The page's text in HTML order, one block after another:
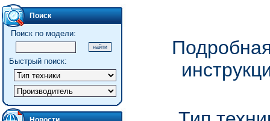
Поиск
Поиск по модели:
Быстрый поиск: